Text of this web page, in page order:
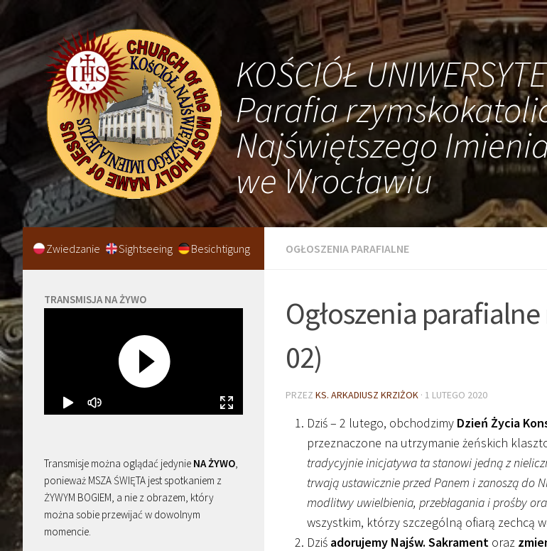
KOŚCIÓŁ
Parafia
Najświętszego
we Wrocławiu
OGŁOSZENIA PARAFIALNE
Ogłoszenia
02)
PRZEZ KS. ARKADIUSZ KRZIŻOK · 1 LUTEGO 2020
Dziś – 2 lutego, obchodzimy Dzień Życia
przeznaczone na utrzymanie żeńskich
tradycyjnie inicjatywa ta stanowi jedną z
trwają ustawicznie przed Panem i zanoszą do
modlitwy uwielbienia, przebłagania i prośby
wszystkim, którzy szczególną ofiarą zechcą
Dziś adorujemy Najśw. Sakrament oraz
Zwiedzanie Sightseeing Besichtigung
TRANSMISJA NA ŻYWO
Transmisje można oglądać jedynie NA ŻYWO,
ponieważ MSZA ŚWIĘTA jest spotkaniem z
ŻYWYM BOGIEM, a nie z obrazem, który
można sobie przewijać w dowolnym
momencie.